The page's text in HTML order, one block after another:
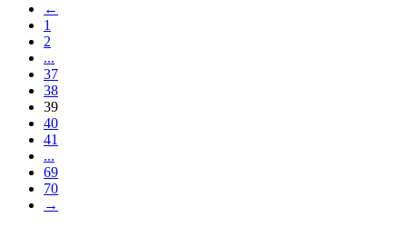
←
1
2
...
37
38
39
40
41
...
69
70
→